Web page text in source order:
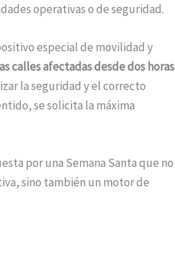
operativas o de seguridad.
especial de movilidad y
calles afectadas desde dos horas
la seguridad y el correcto
se solicita la máxima
por una Semana Santa que no
sino también un motor de